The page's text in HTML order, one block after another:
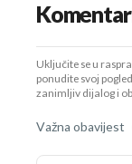
Uključite se u
ponudite svoj
zanimljiv dijalog i
Važna obavijest